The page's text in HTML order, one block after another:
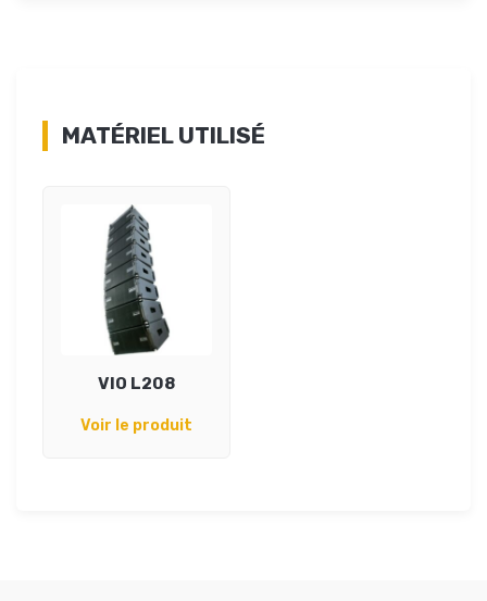
MATÉRIEL UTILISÉ
VIO L208
Voir le produit